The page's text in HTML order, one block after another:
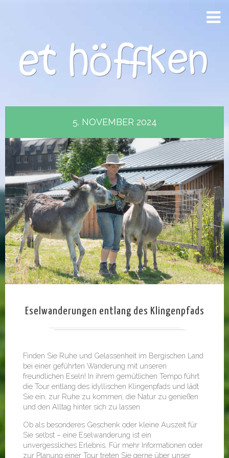
5. NOVEMBER 2024
Eselwanderungen entlang des Klingenpfads
Finden Sie Ruhe und Gelassenheit im Bergischen Land
bei einer geführten Wanderung mit unseren
freundlichen Eseln! In ihrem gemütlichen Tempo führt
die Tour entlang des idyllischen Klingenpfads und lädt
Sie ein, zur Ruhe zu kommen, die Natur zu genießen
und den Alltag hinter sich zu lassen.
Ob als besonderes Geschenk oder kleine Auszeit für
Sie selbst – eine Eselwanderung ist ein
unvergessliches Erlebnis. Für mehr Informationen oder
zur Planung einer Tour treten Sie gerne über unser